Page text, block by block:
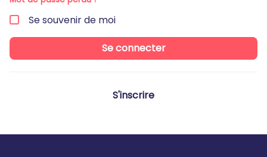
Se souvenir de moi
Se connecter
S'inscrire